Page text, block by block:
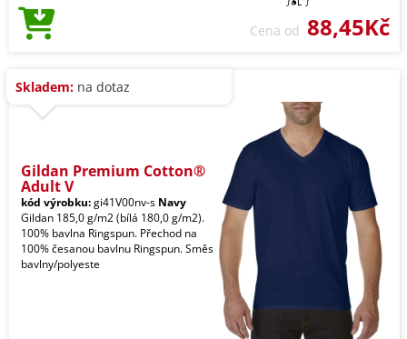
Cena od 88,45Kč
Skladem: na dotaz
Gildan Premium Cotton®
Adult V
kód výrobku:gi41V00nv-s Navy
Gildan 185,0 g/m2 (bílá 180,0 g/m2).
100% bavlna Ringspun. Přechod na
100% česanou bavlnu Ringspun. Směs
bavlny/polyeste